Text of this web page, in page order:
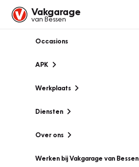
Vakgarage
van Bessen
Occasions
APK
Werkplaats
Diensten
Over ons
Werken bij Vakgarage van Bessen